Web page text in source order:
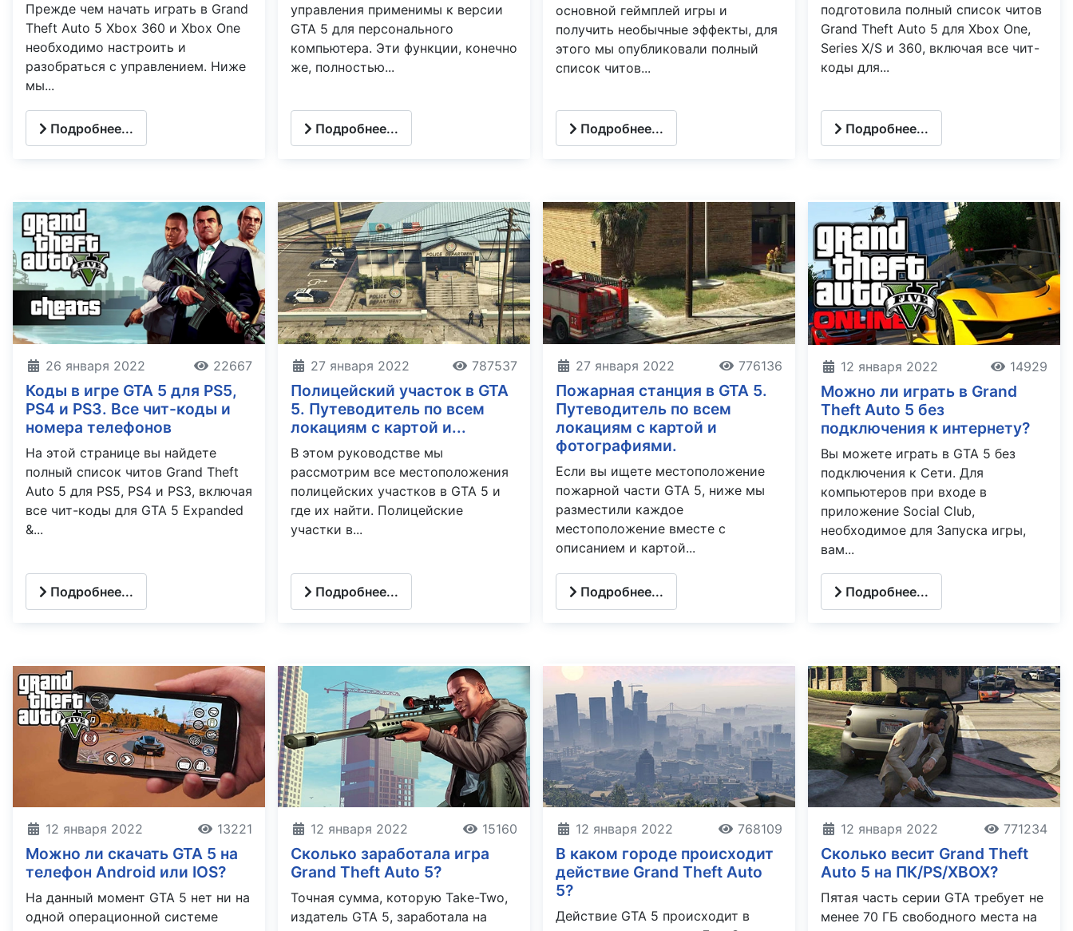
Прежде чем начать играть в Grand
Theft Auto 5 Xbox 360 и Xbox One
необходимо настроить и
разобраться с управлением. Ниже
мы...
Подробнее...
управления применимы к версии
GTA 5 для персонального
компьютера. Эти функции, конечно
же, полностью...
Подробнее...
основной геймплей игры и
получить необычные эффекты, для
этого мы опубликовали полный
список читов...
Подробнее...
подготовила полный список читов
Grand Theft Auto 5 для Xbox One,
Series X/S и 360, включая все чит-
коды для...
Подробнее...
26 января 2022 22667
Коды в игре GTA 5 для PS5,
PS4 и PS3. Все чит-коды и
номера телефонов
На этой странице вы найдете
полный список читов Grand Theft
Auto 5 для PS5, PS4 и PS3, включая
все чит-коды для GTA 5 Expanded
&...
Подробнее...
27 января 2022 787537
Полицейский участок в GTA
5. Путеводитель по всем
локациям с картой и...
В этом руководстве мы
рассмотрим все местоположения
полицейских участков в GTA 5 и
где их найти. Полицейские
участки в...
Подробнее...
27 января 2022 776136
Пожарная станция в GTA 5.
Путеводитель по всем
локациям с картой и
фотографиями.
Если вы ищете местоположение
пожарной части GTA 5, ниже мы
разместили каждое
местоположение вместе с
описанием и картой...
Подробнее...
12 января 2022 14929
Можно ли играть в Grand
Theft Auto 5 без
подключения к интернету?
Вы можете играть в GTA 5 без
подключения к Сети. Для
компьютеров при входе в
приложение Social Club,
необходимое для Запуска игры,
вам...
Подробнее...
12 января 2022 13221
Можно ли скачать GTA 5 на
телефон Android или IOS?
На данный момент GTA 5 нет ни на
одной операционной системе
12 января 2022 15160
Сколько заработала игра
Grand Theft Auto 5?
Точная сумма, которую Take-Two,
издатель GTA 5, заработала на
12 января 2022 768109
В каком городе происходит
действие Grand Theft Auto
5?
Действие GTA 5 происходит в
12 января 2022 771234
Сколько весит Grand Theft
Auto 5 на ПК/PS/XBOX?
Пятая часть серии GTA требует не
менее 70 ГБ свободного места на